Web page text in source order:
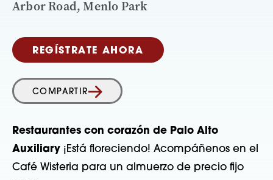
Arbor Road, Menlo Park
REGÍSTRATE AHORA
COMPARTIR
Restaurantes con corazón de Palo Alto
Auxiliary ¡Está floreciendo! Acompáñenos en el
Café Wisteria para un almuerzo de precio fijo